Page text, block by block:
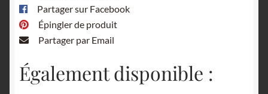
Partager sur Facebook
Épingler de produit
Partager par Email
Également disponible :